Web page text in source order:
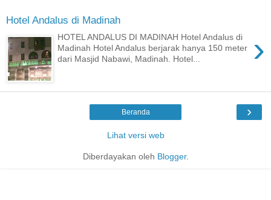
Hotel Andalus di Madinah
›
HOTEL ANDALUS DI MADINAH Hotel Andalus di
Madinah Hotel Andalus berjarak hanya 150 meter
dari Masjid Nabawi, Madinah. Hotel...
›
Beranda
Lihat versi web
Diberdayakan oleh Blogger.